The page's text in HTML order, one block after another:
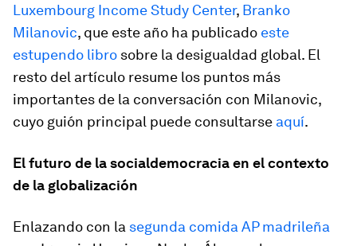
Luxembourg Income Study Center, Branko
Milanovic, que este año ha publicado este
estupendo libro sobre la desigualdad global. El
resto del artículo resume los puntos más
importantes de la conversación con Milanovic,
cuyo guión principal puede consultarse aquí.
El futuro de la socialdemocracia en el contexto
de la globalización
Enlazando con la segunda comida AP madrileña